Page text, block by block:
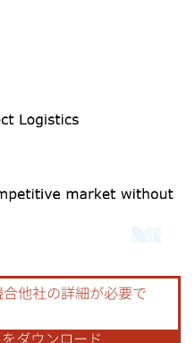
BY 4.0の表示が必要です。